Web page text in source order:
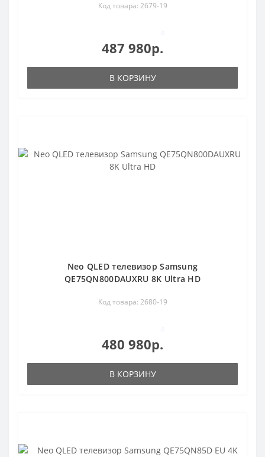
Код товара: 2679-19
487 980р.
В КОРЗИНУ
Neo QLED телевизор Samsung
QE75QN800DAUXRU 8K Ultra HD
Код товара: 2680-19
480 980р.
В КОРЗИНУ